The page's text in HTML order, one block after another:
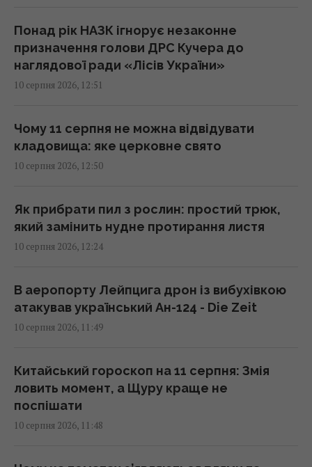
В Європі бʼють на сполох через різкий
сплеск венеричних захворювань: в чому
причина
Втрати на десятки мільйонів доларів: у
Криму ГУР спалило 2 установки С-400
12:37 понеділок, 10 серпня 2026
Дев’ять корів залишили на дикому острові:
породу
12:36 понеділок, 10 серпня 2026
12:35 понеділок, 10 серпня 2026
iPhone 18 Pro вийде вже наступного місяця:
розкрито 10 головних нововведень
Понад рік НАЗК ігнорує незаконне
призначення голови ДРС Кучера до
наглядової ради «Лісів України»
10 серпня 2026, 12:51
Чому 11 серпня не можна відвідувати
кладовища: яке церковне свято
10 серпня 2026, 12:50
Як прибрати пил з рослин: простий трюк,
який замінить нудне протирання листя
10 серпня 2026, 12:24
В аеропорту Лейпцига дрон із вибухівкою
атакував український Ан-124 - Die Zeit
10 серпня 2026, 11:49
Китайський гороскоп на 11 серпня: Змія
ловить момент, а Щуру краще не
поспішати
10 серпня 2026, 11:48